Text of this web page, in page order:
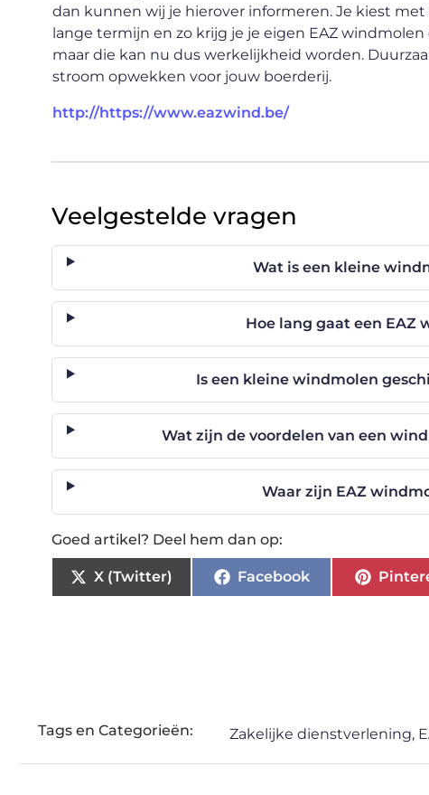
dan kunnen wij je hierover informeren. Je kiest
lange termijn en zo krijg je je eigen EAZ
maar die kan nu dus werkelijkheid worden.
stroom opwekken voor jouw boerderij.
http://https://www.eazwind.be/
Veelgestelde vragen
Wat is een kleine
Hoe lang gaat een EAZ
Is een kleine windmolen
Wat zijn de voordelen van een
Waar zijn EAZ
Goed artikel? Deel hem dan op:
X (Twitter) Facebook
Tags en Categorieën: Zakelijke dienstverlening,